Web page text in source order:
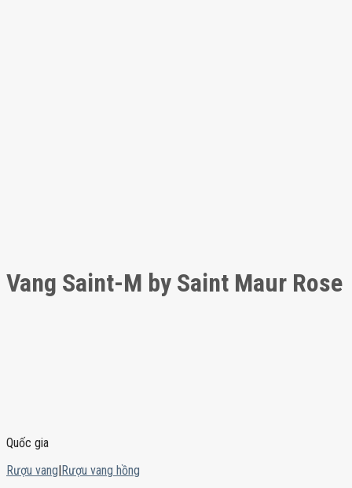
Vang Saint-M by Saint Maur Rose
Quốc gia
Rượu vang|Rượu vang hồng